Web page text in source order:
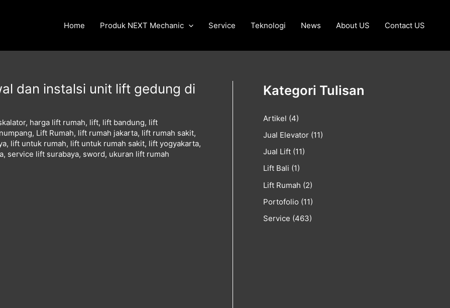
Home Produk NEXT Mechanic Service Teknologi News About US Contact US
dan instalsi unit lift gedung di
, harga lift rumah, lift, lift bandung, lift
, Lift Rumah, lift rumah jakarta, lift rumah sakit,
, lift untuk rumah, lift untuk rumah sakit, lift yogyakarta,
, service lift surabaya, sword, ukuran lift rumah
Kategori Tulisan
Artikel (4)
Jual Elevator (11)
Jual Lift (11)
Lift Bali (1)
Lift Rumah (2)
Portofolio (11)
Service (463)